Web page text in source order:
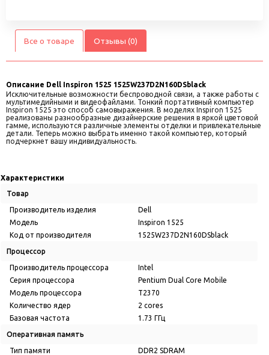
Все о товаре Отзывы (0)
Описание Dell Inspiron 1525 1525W237D2N160DSblack
Исключительные возможности беспроводной связи, а также работы с
мультимедийными и видеофайлами. Тонкий портативный компьютер
Inspiron 1525 это способ самовыражения. В моделях Inspiron 1525
реализованы разнообразные дизайнерские решения в яркой цветовой
гамме, используются различные элементы отделки и привлекательные
детали. Теперь можно выбрать именно такой компьютер, который
подчеркнет вашу индивидуальность.
Характеристики
Товар
Производитель изделия
Dell
Модель
Inspiron 1525
Код от производителя
1525W237D2N160DSblack
Процессор
Производитель процессора
Intel
Серия процессора
Pentium Dual Core Mobile
Модель процессора
T2370
Количество ядер
2 cores
Базовая частота
1.73 ГГц
Оперативная память
Тип памяти DDR2 SDRAM